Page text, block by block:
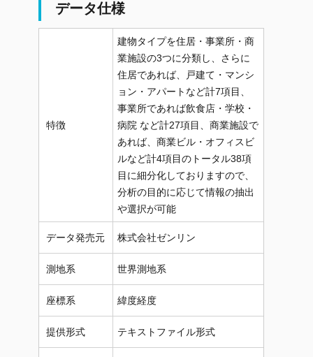
データ仕様
特徴
建物タイプを住居・事業所・商
業施設の3つに分類し、さらに
住居であれば、戸建て・マンシ
ョン・アパートなど計7項目、
事業所であれば飲食店・学校・
病院 など計27項目、商業施設で
あれば、商業ビル・オフィスビ
ルなど計4項目のトータル38項
目に細分化しておりますので、
分析の目的に応じて情報の抽出
や選択が可能
データ発売元 株式会社ゼンリン
測地系 世界測地系
座標系 緯度経度
提供形式 テキストファイル形式